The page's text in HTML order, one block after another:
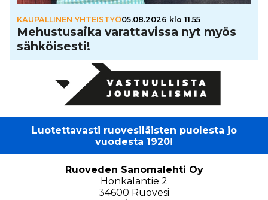
KAUPALLINEN YHTEISTYÖ05.08.2026 klo 11.55
Mehus­tu­saika varat­ta­vissa nyt myös
säh­köi­sesti!
Luotettavasti ruovesiläisten puolesta jo
vuodesta 1920!
Ruoveden Sanomalehti Oy
Honkalantie 2
34600 Ruovesi